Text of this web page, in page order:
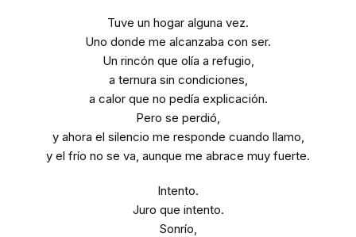
Tuve un hogar alguna vez.
Uno donde me alcanzaba con ser.
Un rincón que olía a refugio,
a ternura sin condiciones,
a calor que no pedía explicación.
Pero se perdió,
y ahora el silencio me responde cuando llamo,
y el frío no se va, aunque me abrace muy fuerte.
Intento.
Juro que intento.
Sonrío,